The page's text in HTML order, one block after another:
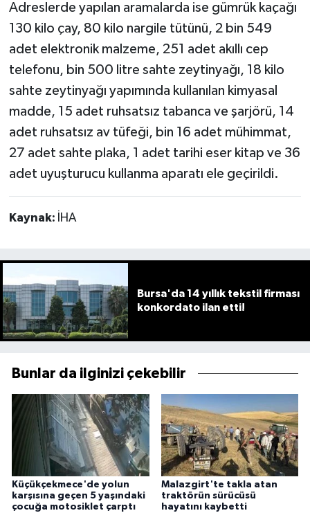
Adreslerde yapılan aramalarda ise gümrük kaçağı
130 kilo çay, 80 kilo nargile tütünü, 2 bin 549
adet elektronik malzeme, 251 adet akıllı cep
telefonu, bin 500 litre sahte zeytinyağı, 18 kilo
sahte zeytinyağı yapımında kullanılan kimyasal
madde, 15 adet ruhsatsız tabanca ve şarjörü, 14
adet ruhsatsız av tüfeği, bin 16 adet mühimmat,
27 adet sahte plaka, 1 adet tarihi eser kitap ve 36
adet uyuşturucu kullanma aparatı ele geçirildi.
Kaynak: İHA
Bursa'da 14 yıllık tekstil firması
konkordato ilan etti!
Bunlar da ilginizi çekebilir
Küçükçekmece'de yolun
karşısına geçen 5 yaşındaki
çocuğa motosiklet çarptı
Malazgirt'te takla atan
traktörün sürücüsü
hayatını kaybetti